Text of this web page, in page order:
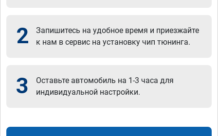
2
Запишитесь на удобное время и приезжайте
к нам в сервис на установку чип тюнинга.
3
Оставьте автомобиль на 1-3 часа для
индивидуальной настройки.